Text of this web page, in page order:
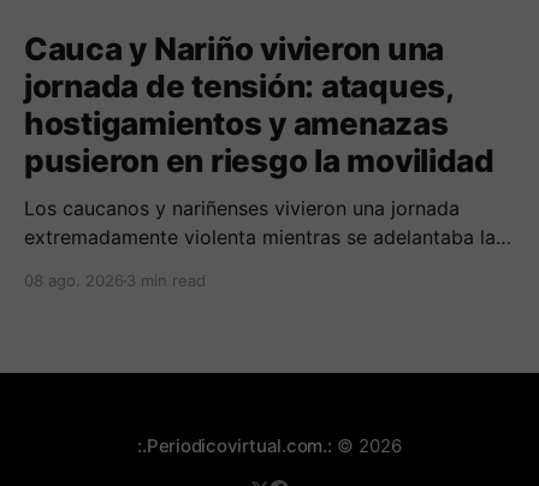
Cauca y Nariño vivieron una
jornada de tensión: ataques,
hostigamientos y amenazas
pusieron en riesgo la movilidad
Los caucanos y nariñenses vivieron una jornada
extremadamente violenta mientras se adelantaba la
presidente de Colombia.
08 ago. 2026 3 min read
:.Periodicovirtual.com.: © 2026